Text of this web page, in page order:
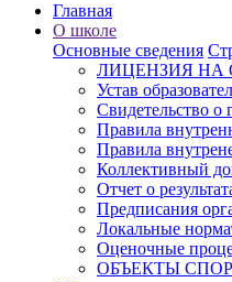
Главная
О школе
Основные сведения
ЛИЦЕНЗИЯ НА
Устав
Свидетельство о
Правила
Правила
Коллективный
Отчет о
Предписания
Локальные
Оценочные
ОБЪЕКТЫ